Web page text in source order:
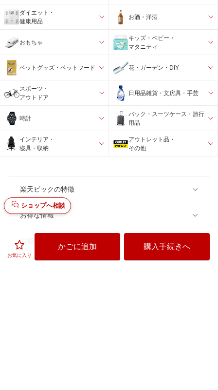
お気に入り
かごに追加 購入手続きへ
ショップへ相談
ダイエット・
健康用品
お酒・洋酒
おもちゃ
キッズ・ベビー・
マタニティ
ペットグッズ・ペットフード 花・ガーデン・DIY
スポーツ・
アウトドア
日用品雑貨・文房具・手芸
時計
バック・スーツケース・旅行
用品
インテリア・
寝具・収納
アウトレット品・
その他
楽天ビックの特徴
お得な情報
お買い物